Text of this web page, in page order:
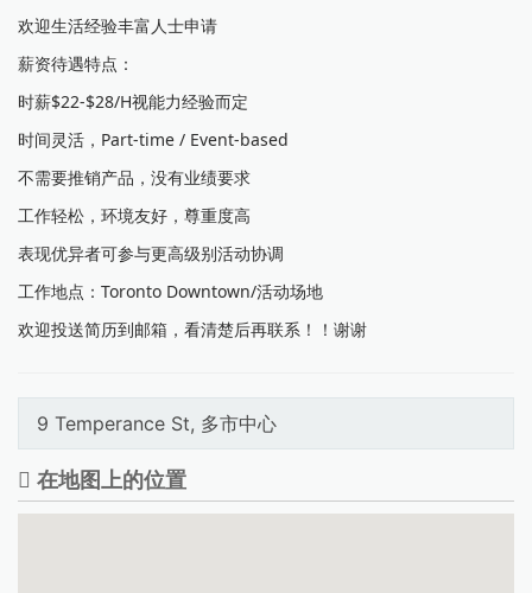
欢迎生活经验丰富人士申请
薪资待遇特点：
时薪$22-$28/H视能力经验而定
时间灵活，Part-time / Event-based
不需要推销产品，没有业绩要求
工作轻松，环境友好，尊重度高
表现优异者可参与更高级别活动协调
工作地点：Toronto Downtown/活动场地
欢迎投送简历到邮箱，看清楚后再联系！！谢谢
9 Temperance St, 多市中心
在地图上的位置